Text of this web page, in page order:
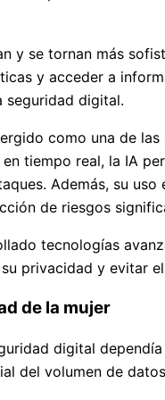
y se tornan más
y acceder a
seguridad digital.
como una de
tiempo real, la IA
Además, su
de riesgos
tecnologías
privacidad y evitar
de la mujer
digital
del volumen de